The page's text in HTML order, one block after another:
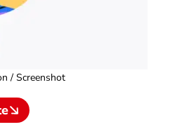
/ Screenshot